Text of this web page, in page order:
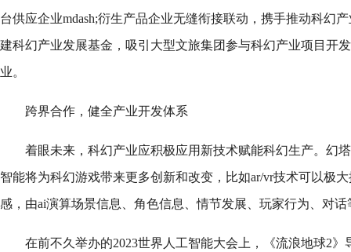
台供应企业mdash;衍生产品企业无缝衔接联动，携手推动科幻
建科幻产业发展基金，吸引大型文旅集团参与科幻产业项目开
业。
跨界合作，健全产业开发体系
着眼未来，科幻产业应积极应用新技术赋能科幻生产。幻
智能将为科幻游戏带来更多创新和改变，比如ar/vr技术可以极
感，由ai演算场景信息、角色信息、情节发展、玩家行为、对
在前不久举办的2023世界人工智能大会上，《流浪地球2